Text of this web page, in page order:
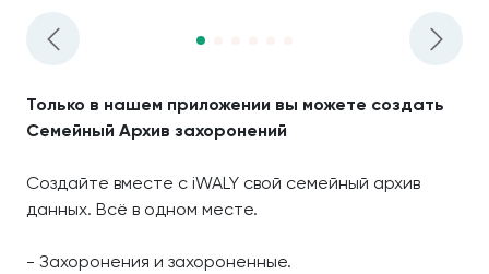
Только в нашем приложении вы можете создать
Семейный Архив захоронений
Создайте вместе с iWALY свой семейный архив
данных. Всё в одном месте.
- Захоронения и захороненные.